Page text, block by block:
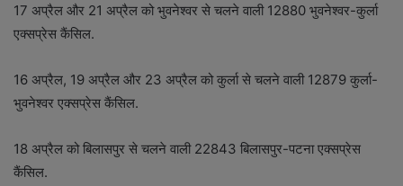
17 अप्रैल और 21 अप्रैल को भुवनेश्वर से चलने वाली 12880 भुवनेश्वर-कुर्ला
एक्सप्रेस कैंसिल.
16 अप्रैल, 19 अप्रैल और 23 अप्रैल को कुर्ला से चलने वाली 12879 कुर्ला-
भुवनेश्वर एक्सप्रेस कैंसिल.
18 अप्रैल को बिलासपुर से चलने वाली 22843 बिलासपुर-पटना एक्सप्रेस
कैंसिल.